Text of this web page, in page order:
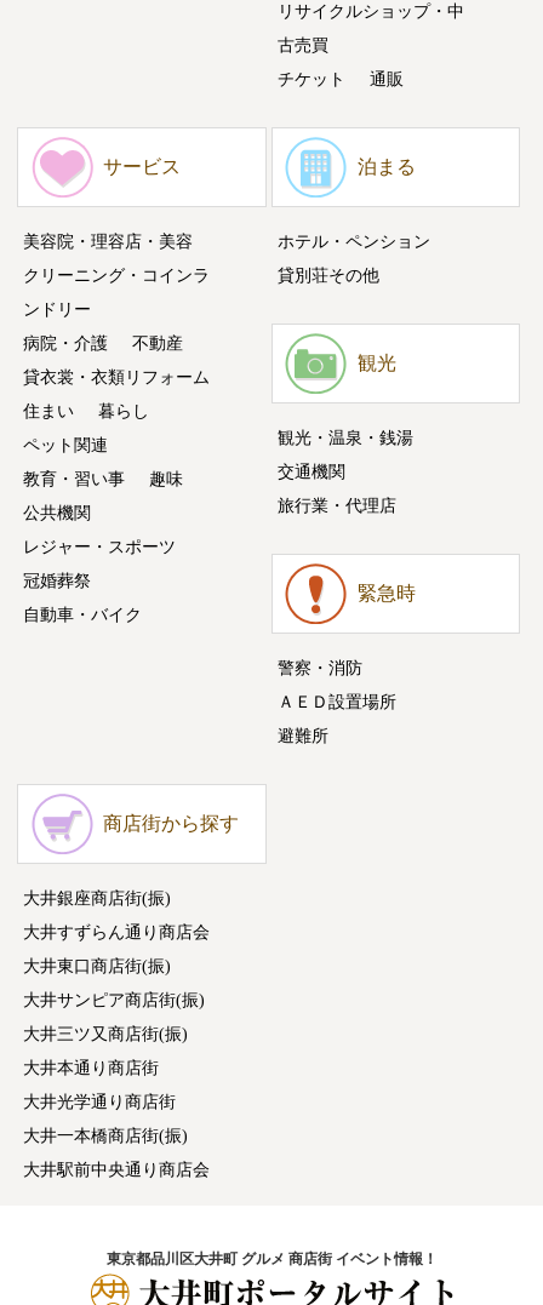
リサイクルショップ・中
古売買
チケット
通販
サービス
美容院・理容店・美容
クリーニング・コインラ
ンドリー
病院・介護
不動産
貸衣裳・衣類リフォーム
住まい
暮らし
ペット関連
教育・習い事
趣味
公共機関
レジャー・スポーツ
冠婚葬祭
自動車・バイク
泊まる
ホテル・ペンション
貸別荘その他
観光
観光・温泉・銭湯
交通機関
旅行業・代理店
緊急時
警察・消防
ＡＥＤ設置場所
避難所
商店街から探す
大井銀座商店街(振)
大井すずらん通り商店会
大井東口商店街(振)
大井サンピア商店街(振)
大井三ツ又商店街(振)
大井本通り商店街
大井光学通り商店街
大井一本橋商店街(振)
大井駅前中央通り商店会
東京都品川区大井町 グルメ 商店街 イベント情報！